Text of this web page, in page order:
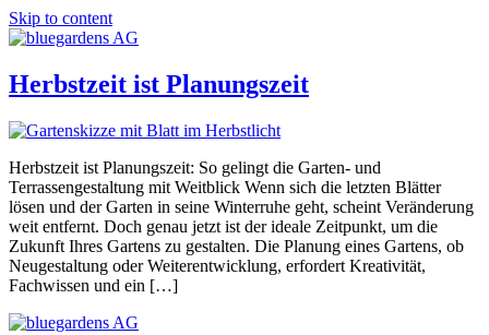
Skip to content
Herbstzeit ist Planungszeit
Herbstzeit ist Planungszeit: So gelingt die Garten- und
Terrassengestaltung mit Weitblick Wenn sich die letzten Blätter
lösen und der Garten in seine Winterruhe geht, scheint Veränderung
weit entfernt. Doch genau jetzt ist der ideale Zeitpunkt, um die
Zukunft Ihres Gartens zu gestalten. Die Planung eines Gartens, ob
Neugestaltung oder Weiterentwicklung, erfordert Kreativität,
Fachwissen und ein […]